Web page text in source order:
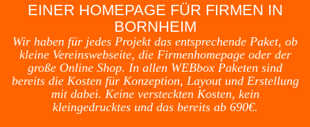
EINER HOMEPAGE FÜR FIRMEN IN
BORNHEIM
Wir haben für jedes Projekt das entsprechende Paket, ob
kleine Vereinswebseite, die Firmenhomepage oder der
große Online Shop. In allen WEBbox Paketen sind
bereits die Kosten für Konzeption, Layout und Erstellung
mit dabei. Keine versteckten Kosten, kein
kleingedrucktes und das bereits ab 690€.